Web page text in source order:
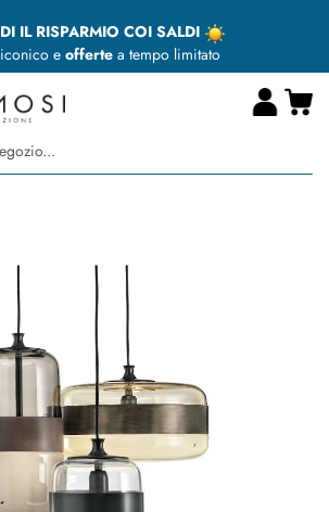
IL RISPARMIO COI SALDI
e offertea tempo limitato